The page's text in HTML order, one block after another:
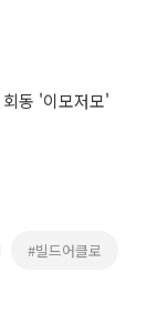
동 '이모저모'
#빌드어클로